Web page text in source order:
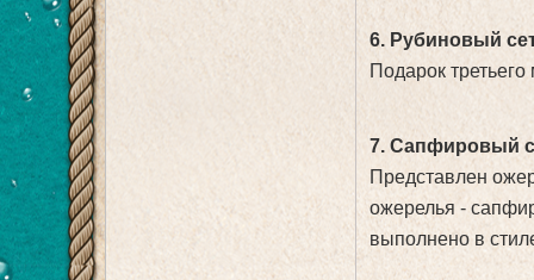
6. Рубиновый
Подарок
7. Сапфировый
Представлен
ожерелья -
выполнено в